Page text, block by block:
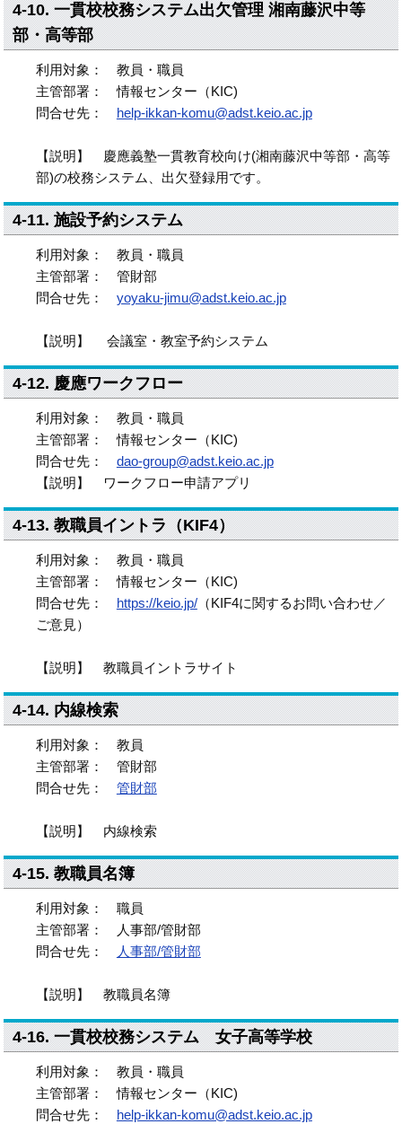
4-10. 一貫校校務システム出欠管理 湘南藤沢中等
部・高等部
利用対象： 教員・職員
主管部署： 情報センター（KIC)
問合せ先： help-ikkan-komu@adst.keio.ac.jp
【説明】 慶應義塾一貫教育校向け(湘南藤沢中等部・高等
部)の校務システム、出欠登録用です。
4-11. 施設予約システム
利用対象： 教員・職員
主管部署： 管財部
問合せ先： yoyaku-jimu@adst.keio.ac.jp
【説明】 会議室・教室予約システム
4-12. 慶應ワークフロー
利用対象： 教員・職員
主管部署： 情報センター（KIC)
問合せ先： dao-group@adst.keio.ac.jp
【説明】 ワークフロー申請アプリ
4-13. 教職員イントラ（KIF4）
利用対象： 教員・職員
主管部署： 情報センター（KIC)
問合せ先： https://keio.jp/（KIF4に関するお問い合わせ／
ご意見）
【説明】 教職員イントラサイト
4-14. 内線検索
利用対象： 教員
主管部署： 管財部
問合せ先： 管財部
【説明】 内線検索
4-15. 教職員名簿
利用対象： 職員
主管部署： 人事部/管財部
問合せ先：
人事部/管財部
【説明】 教職員名簿
4-16. 一貫校校務システム 女子高等学校
利用対象： 教員・職員
主管部署： 情報センター（KIC)
問合せ先： help-ikkan-komu@adst.keio.ac.jp